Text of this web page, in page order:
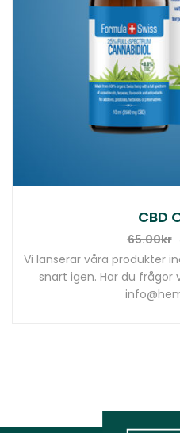
CBD
65.00kr
Vi lanserar våra produkter
snart igen. Har du frågor